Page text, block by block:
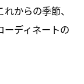
からの季節、
ーディネートの